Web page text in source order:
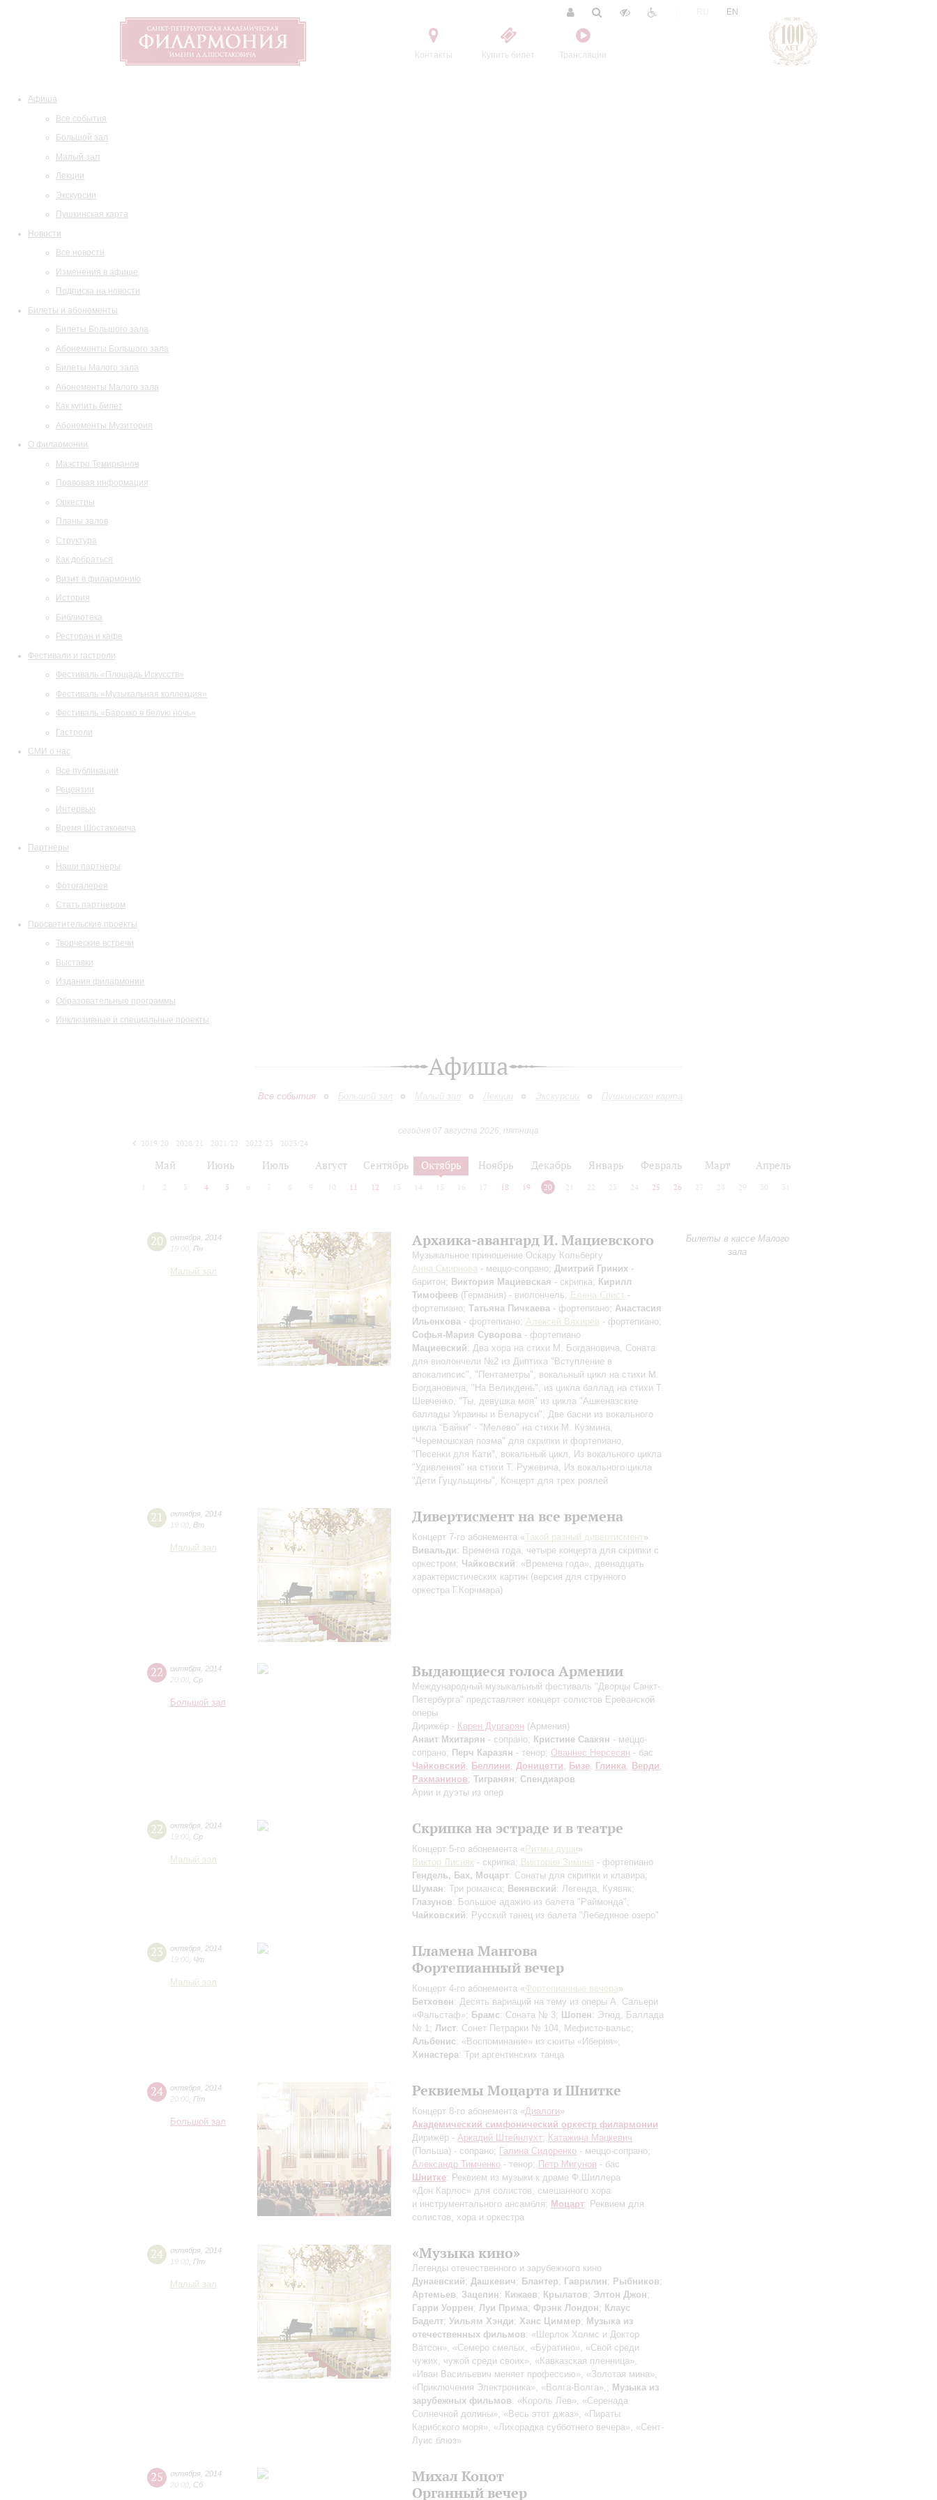
Контакты Купить билет Трансляции
EN
Афиша
Все события
Большой зал
Малый зал
Лекции
Экскурсии
Пушкинская карта
Новости
Все новости
Изменения в афише
Подписка на новости
Билеты и абонементы
Билеты Большого зала
Абонементы Большого зала
Билеты Малого зала
Абонементы Малого зала
Как купить билет
Абонементы Музитория
О филармонии
Маэстро Темирканов
Правовая информация
Оркестры
Планы залов
Структура
Как добраться
Визит в филармонию
История
Библиотека
Ресторан и кафе
Фестивали и гастроли
Фестиваль «Площадь Искусств»
Фестиваль «Музыкальная коллекция»
Фестиваль «Барокко в белую ночь»
Гастроли
СМИ о нас
Все публикации
Рецензии
Интервью
Время Шостаковича
Партнеры
Наши партнеры
Фотогалерея
Стать партнером
Просветительские проекты
Творческие встречи
Выставки
Издания филармонии
Образовательные программы
Инклюзивные и специальные проекты
Афиша
Все события Большой зал Малый зал Лекции Экскурсии Пушкинская карта
сегодня 07 августа 2026, пятница
2019/20
2020/21 2021/22 2022/23
2023/24
Май Июнь Июль Август Сентябрь Октябрь Ноябрь Декабрь Январь Февраль Март Апрель
2 3 4 5 6 7 8 9 10 11 12 13 14 15 16 17 18 19 20 21 22 23 24 25 26 27 28 29 30 31
20 октября 2014
19:00 Пн
Малый зал
Архаика-авангард И. Мациевского
Музыкальное приношение Оскару Кольбергу
Анна Смирнова - меццо-сопрано; Дмитрий Гриних -
баритон; Виктория Мациевская - скрипка; Кирилл
Тимофеев (Германия) - виолончель; Елена Спист -
фортепиано; Татьяна Пичкаева - фортепиано; Анастасия
Ильенкова - фортепиано; Алексей Вяхирев - фортепиано;
Софья-Мария Суворова - фортепиано
Мациевский: Два хора на стихи М. Богдановича, Соната
для виолончели №2 из Диптиха "Вступление в
апокалипсис", "Пентаметры", вокальный цикл на стихи М.
Богдановича, "На Великдень", из цикла баллад на стихи Т.
Шевченко, "Ты, девушка моя" из цикла "Ашкеназские
баллады Украины и Беларуси", Две басни из вокального
цикла "Байки" - "Мелево" на стихи М. Кузмина,
"Черемошская поэма" для скрипки и фортепиано,
"Песенки для Кати", вокальный цикл, Из вокального цикла
"Удивления" на стихи Т. Ружевича, Из вокального цикла
"Дети Гуцульщины", Концерт для трех роялей
Билеты в кассе Малого
зала
21 октября 2014
19:00 Вт
Малый зал
Дивертисмент на все времена
Концерт 7-го абонемента «Такой разный дивертисмент»
Вивальди: Времена года, четыре концерта для скрипки с
оркестром; Чайковский: «Времена года», двенадцать
характеристических картин (версия для струнного
оркестра Г.Корчмара)
22 октября 2014
20:00 Ср
Большой зал
Выдающиеся голоса Армении
Международный музыкальный фестиваль "Дворцы Санкт-
Петербурга" представляет концерт солистов Ереванской
оперы
Дирижёр - Карен Дургарян (Армения)
Анаит Мхитарян - сопрано; Кристине Саакян - меццо-
сопрано; Перч Каразян - тенор; Ованнес Нерсесян - бас
Чайковский, Беллини, Доницетти, Бизе, Глинка, Верди,
Рахманинов; Тигранян; Спендиаров
Арии и дуэты из опер
22 октября 2014
19:00 Ср
Малый зал
Скрипка на эстраде и в театре
Концерт 5-го абонемента « Ритмы души»
Виктор Лисняк - скрипка; Виктория Зимина - фортепиано
Гендель, Бах, Моцарт: Сонаты для скрипки и клавира;
Шуман: Три романса; Венявский: Легенда, Куявяк;
Глазунов: Большое адажио из балета "Раймонда";
Чайковский: Русский танец из балета "Лебединое озеро"
23 октября 2014
19:00 Чт
Малый зал
Пламена Мангова
Фортепианный вечер
Концерт 4-го абонемента «Фортепианные вечера»
Бетховен: Десять вариаций на тему из оперы А. Сальери
«Фальстаф»; Брамс: Соната № 3; Шопен: Этюд, Баллада
№ 1; Лист: Сонет Петрарки № 104, Мефисто-вальс;
Альбенис: «Воспоминание» из сюиты «Иберия»;
Хинастера: Три аргентинских танца
24 октября 2014
20:00 Пт
Большой зал
Реквиемы Моцарта и Шнитке
Концерт 8-го абонемента «Диалоги»
Академический симфонический оркестр филармонии
Дирижёр - Аркадий Штейнлухт; Катажина Мацкевич
(Польша) - сопрано; Галина Сидоренко - меццо-сопрано;
Александр Тимченко - тенор; Петр Мигунов - бас
Шнитке: Реквием из музыки к драме Ф.Шиллера
«Дон Карлос» для солистов, смешанного хора
и инструментального ансамбля; Моцарт: Реквием для
солистов, хора и оркестра
24 октября 2014
19:00 Пт
Малый зал
«Музыка кино»
Легенды отечественного и зарубежного кино
Дунаевский; Дашкевич; Блантер; Гаврилин; Рыбников;
Артемьев; Зацепин; Кижаев; Крылатов; Элтон Джон;
Гарри Уоррен; Луи Прима; Фрэнк Лондон; Клаус
Баделт; Уильям Хэнди; Ханс Циммер; Музыка из
отечественных фильмов: «Шерлок Холмс и Доктор
Ватсон», «Семеро смелых, «Буратино», «Свой среди
чужих, чужой среди своих», «Кавказская пленница»,
«Иван Васильевич меняет профессию», «Золотая мина»,
«Приключения Электроника», «Волга-Волга»,; Музыка из
зарубежных фильмов: «Король Лев», «Серенада
Солнечной долины», «Весь этот джаз», «Пираты
Карибского моря», «Лихорадка субботнего вечера», «Сент-
Луис блюз»
25 октября 2014
20:00 Сб
Михал Коцот
Органный вечер